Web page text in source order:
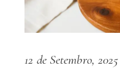
12 de Setembro, 2025